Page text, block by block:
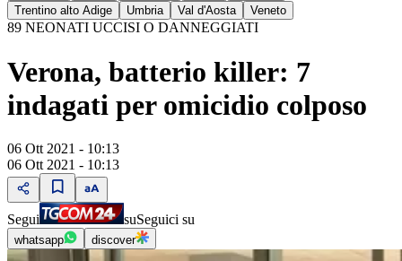
Trentino alto Adige
Umbria Val d'Aosta Veneto
89 NEONATI UCCISI O DANNEGGIATI
Verona, batterio killer: 7
indagati per omicidio colposo
06 Ott 2021 - 10:13
06 Ott 2021 - 10:13
Segui suSeguici su
whatsapp discover